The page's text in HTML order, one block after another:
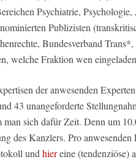
Psychiatrie, Psychologie,
Publizisten
Bundesverband Trans*,
welche Fraktion wen
der anwesenden
43 unangeforderte
sich dafür Zeit. Denn um
des Kanzlers. Pro anwesenden
und hiereine (tendenziöse)